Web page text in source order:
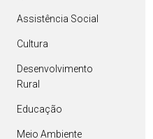
Assistência Social
Cultura
Desenvolvimento
Rural
Educação
Meio Ambiente